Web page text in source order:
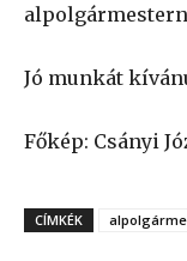
Jó munkát
Főkép: Csányi
CÍMKÉK